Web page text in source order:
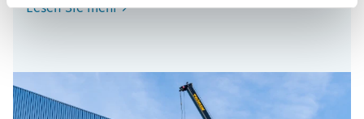
Lesen Sie mehr